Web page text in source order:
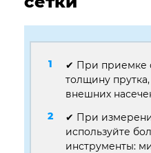
✔ При приемке
толщину
внешних
✔ При
используйте
инструменты: